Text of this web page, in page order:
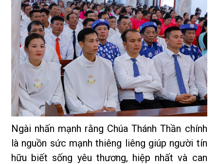
Ngài nhấn mạnh rằng Chúa Thánh Thần chính
là nguồn sức mạnh thiêng liêng giúp người tín
hữu biết sống yêu thương, hiệp nhất và can